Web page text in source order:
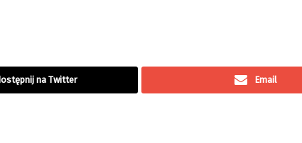
na Twitter Email